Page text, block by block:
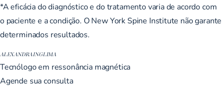
*A eficácia do diagnóstico e do tratamento varia de acordo com
o paciente e a condição. O New York Spine Institute não garante
determinados resultados.
ALEXANDRA INGLIMA
Tecnólogo em ressonância magnética
Agende sua consulta